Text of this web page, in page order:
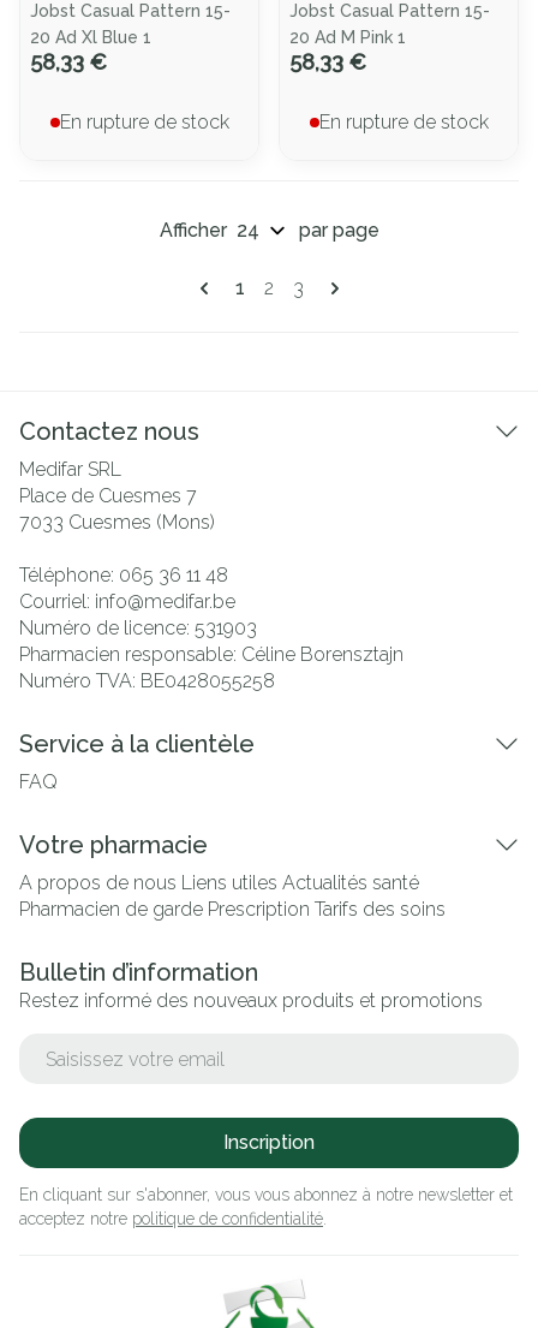
Jobst Casual Pattern 15-
20 Ad Xl Blue 1
58,33 €
En rupture de stock
Jobst Casual Pattern 15-
20 Ad M Pink 1
58,33 €
En rupture de stock
Pages
Vous lisez actuellement la page
1 Page
2 Page
3
Afficher par page
Contactez nous
Medifar SRL
Place de Cuesmes 7
7033 Cuesmes (Mons)
Téléphone: 065 36 11 48
Courriel: info@medifar.be
Numéro de licence: 531903
Pharmacien responsable: Céline Borensztajn
Numéro TVA: BE0428055258
Service à la clientèle
FAQ
Votre pharmacie
A propos de nous Liens utiles Actualités santé
Pharmacien de garde Prescription Tarifs des soins
Bulletin d’information
Restez informé des nouveaux produits et promotions
Inscription
En cliquant sur s'abonner, vous vous abonnez à notre newsletter et
acceptez notre politique de confidentialité